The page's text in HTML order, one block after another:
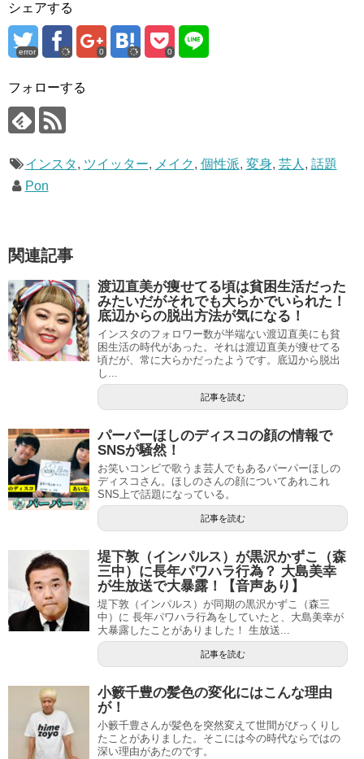
シェアする
error 0 0
フォローする
インスタ, ツイッター, メイク , 個性派, 変身, 芸人 , 話題
Pon
関連記事
渡辺直美が痩せてる頃は貧困生活だった
みたいだがそれでも大らかでいられた！
底辺からの脱出方法が気になる！
インスタのフォロワー数が半端ない渡辺直美にも貧
困生活の時代があった。それは渡辺直美が痩せてる
頃だが、常に大らかだったようです。底辺から脱出
し...
記事を読む
パーパーほしのディスコの顔の情報で
SNSが騒然！
お笑いコンビで歌うま芸人でもあるパーパーほしの
ディスコさん。ほしのさんの顔についてあれこれ
SNS上で話題になっている。
記事を読む
堤下敦（インパルス）が黒沢かずこ（森
三中）に長年パワハラ行為？ 大島美幸
が生放送で大暴露！【音声あり】
堤下敦（インパルス）が同期の黒沢かずこ（森三
中）に 長年パワハラ行為をしていたと、大島美幸が
大暴露したことがありました！ 生放送...
記事を読む
小籔千豊の髪色の変化にはこんな理由
が！
小籔千豊さんが髪色を突然変えて世間がびっくりし
たことがありました。そこには今の時代ならではの
深い理由があたのです。